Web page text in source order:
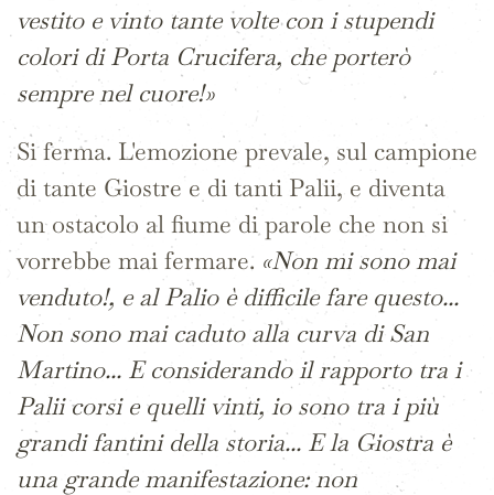
vestito e vinto tante volte con i stupendi
colori di Porta Crucifera, che porterò
sempre nel cuore!»
Si ferma. L'emozione prevale, sul campione
di tante Giostre e di tanti Palii, e diventa
un ostacolo al fiume di parole che non si
vorrebbe mai fermare. «Non mi sono mai
venduto!, e al Palio è difficile fare questo...
Non sono mai caduto alla curva di San
Martino... E considerando il rapporto tra i
Palii corsi e quelli vinti, io sono tra i più
grandi fantini della storia... E la Giostra è
una grande manifestazione: non